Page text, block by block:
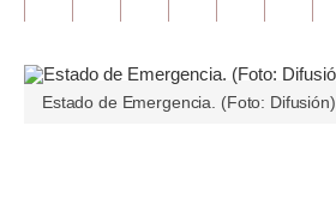
Pregunta de hoy
Estado de Emergencia. (Foto: Difusión)